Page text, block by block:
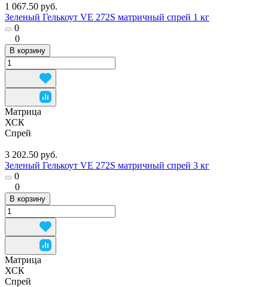
1 067.50 руб.
Зеленый Гелькоут VE 272S матричный спрей 1 кг
0
0
В корзину
Матрица
ХСК
Спрей
3 202.50 руб.
Зеленый Гелькоут VE 272S матричный спрей 3 кг
0
0
В корзину
Матрица
ХСК
Спрей